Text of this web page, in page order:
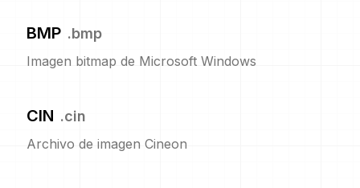
BMP .bmp
Imagen bitmap de Microsoft Windows
CIN .cin
Archivo de imagen Cineon